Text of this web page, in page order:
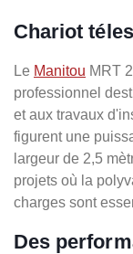
Chariot
Le Manitou MRT
professionnel
et aux travaux
figurent une
largeur de 2,5
projets où la
charges sont
Des